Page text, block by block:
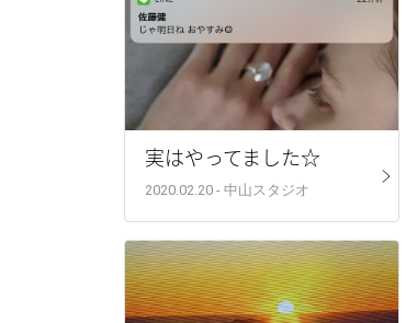
実はやってました☆
2020.02.20 - 中山スタジオ